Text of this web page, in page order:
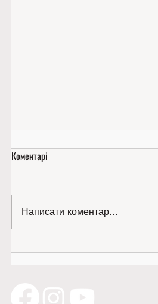
Золото міжнародної виставки —
Коментарі
Написати коментар...